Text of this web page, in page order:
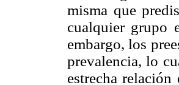
misma que
cualquier grupo
embargo, los
prevalencia, lo
estrecha